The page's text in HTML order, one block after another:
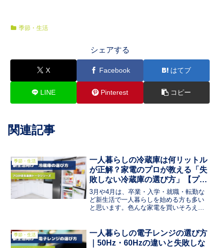
季節・生活
シェアする
X Facebook はてブ
LINE Pinterest コピー
関連記事
季節・生活
一人暮らしの冷蔵庫は何リットル
が正解？家電のプロが教える「失
敗しない冷蔵庫の選び方」【プロ
が語る裏側トークシリーズ】
3月や4月は、卒業・入学・就職・転勤な
ど新生活で一人暮らしを始める方も多い
と思います。色んな家電を買いそろえる
の冷蔵庫は何リットル必要？小さい冷蔵
庫でも大丈夫？冷凍庫は...
季節・生活
一人暮らしの電子レンジの選び方
｜50Hz・60Hzの違いと失敗しな